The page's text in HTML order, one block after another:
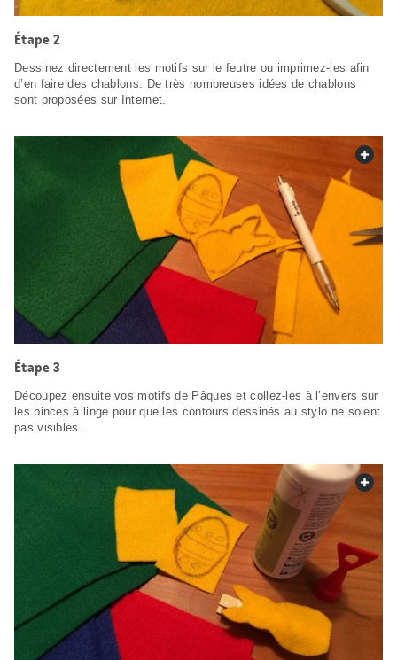
Étape 2
Dessinez directement les motifs sur le feutre ou imprimez-les afin
d’en faire des chablons. De très nombreuses idées de chablons
sont proposées sur Internet.
Étape 3
Découpez ensuite vos motifs de Pâques et collez-les à l’envers sur
les pinces à linge pour que les contours dessinés au stylo ne soient
pas visibles.